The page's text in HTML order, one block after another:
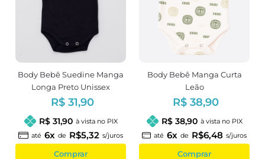
Body Bebê Suedine Manga
Longa Preto Unissex
R$ 31,90
R$ 31,90 à vista no PIX
até 6x de R$5,32 s/juros
Comprar
Body Bebê Manga Curta
Leão
R$ 38,90
R$ 38,90 à vista no PIX
até 6x de R$6,48 s/juros
Comprar